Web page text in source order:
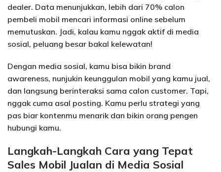
dealer. Data menunjukkan, lebih dari 70% calon
pembeli mobil mencari informasi online sebelum
memutuskan. Jadi, kalau kamu nggak aktif di media
sosial, peluang besar bakal kelewatan!
Dengan media sosial, kamu bisa bikin brand
awareness, nunjukin keunggulan mobil yang kamu jual,
dan langsung berinteraksi sama calon customer. Tapi,
nggak cuma asal posting. Kamu perlu strategi yang
pas biar kontenmu menarik dan bikin orang pengen
hubungi kamu.
Langkah-Langkah Cara yang Tepat
Sales Mobil Jualan di Media Sosial